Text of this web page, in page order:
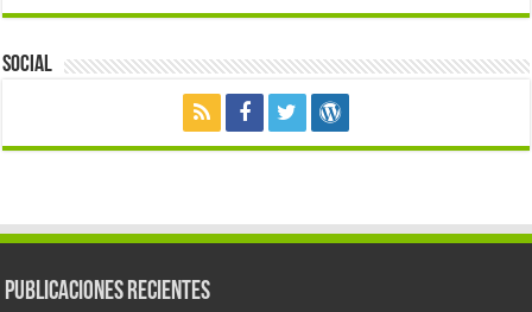
Social
Publicaciones Recientes